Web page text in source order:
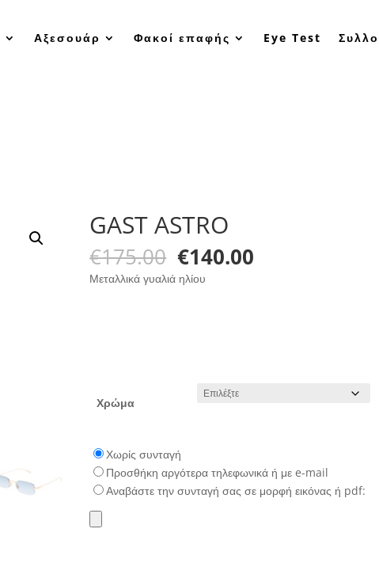
Αξεσουάρ Φακοί επαφής Eye Test
GAST ASTRO
€175.00 Original
price
was:
€140.00
Μεταλλικά γυαλιά ηλίου
Χρώμα
Χωρίς συνταγή
Προσθήκη αργότερα τηλεφωνικά ή με e-mail
Αναβάστε την συνταγή σας σε μορφή εικόνας ή pdf: